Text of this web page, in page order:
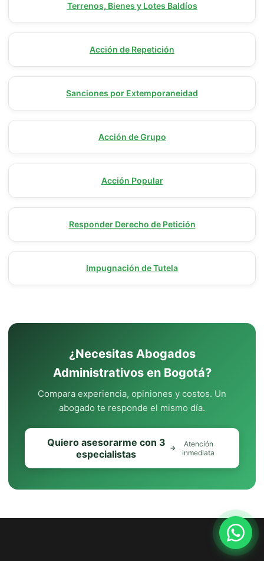
Terrenos, Bienes y Lotes Baldíos
Acción de Repetición
Sanciones por Extemporaneidad
Acción de Grupo
Acción Popular
Responder Derecho de Petición
Impugnación de Tutela
¿Necesitas Abogados
Administrativos en Bogotá?
Compara experiencia, opiniones y costos. Un
abogado te responde el mismo día.
Quiero asesorarme con 3
especialistas
Atención
inmediata